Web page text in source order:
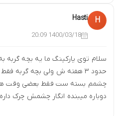
H
Hasti
1400/03/18 20:09
سلام توی پارکینگ ما یه بچه گربه
حدود ۳ هفته ش ولی بچه گربه
چشمم بسته ست فقط بعضی وقت
دوباره میبنده انگار چشمش چرک